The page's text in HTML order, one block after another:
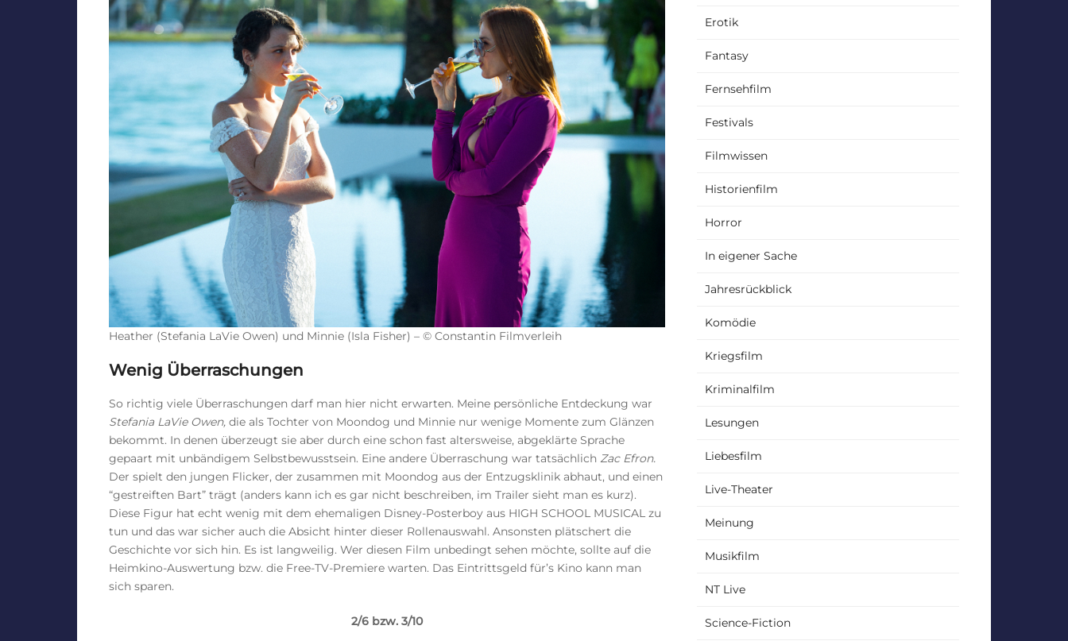
Heather (Stefania LaVie Owen) und Minnie (Isla Fisher) – © Constantin Filmverleih
Wenig Überraschungen
So richtig viele Überraschungen darf man hier nicht erwarten. Meine persönliche Entdeckung war
Stefania LaVie Owen, die als Tochter von Moondog und Minnie nur wenige Momente zum Glänzen
bekommt. In denen überzeugt sie aber durch eine schon fast altersweise, abgeklärte Sprache
gepaart mit unbändigem Selbstbewusstsein. Eine andere Überraschung war tatsächlich Zac Efron.
Der spielt den jungen Flicker, der zusammen mit Moondog aus der Entzugsklinik abhaut, und einen
“gestreiften Bart” trägt (anders kann ich es gar nicht beschreiben, im Trailer sieht man es kurz).
Diese Figur hat echt wenig mit dem ehemaligen Disney-Posterboy aus HIGH SCHOOL MUSICAL zu
tun und das war sicher auch die Absicht hinter dieser Rollenauswahl. Ansonsten plätschert die
Geschichte vor sich hin. Es ist langweilig. Wer diesen Film unbedingt sehen möchte, sollte auf die
Heimkino-Auswertung bzw. die Free-TV-Premiere warten. Das Eintrittsgeld für’s Kino kann man
sich sparen.
2/6 bzw. 3/10
Erotik
Fantasy
Fernsehfilm
Festivals
Filmwissen
Historienfilm
Horror
In eigener Sache
Jahresrückblick
Komödie
Kriegsfilm
Kriminalfilm
Lesungen
Liebesfilm
Live-Theater
Meinung
Musikfilm
NT Live
Science-Fiction